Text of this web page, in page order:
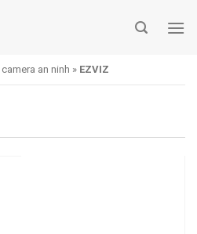
an ninh » EZVIZ